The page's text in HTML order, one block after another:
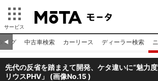
サービス
◀︎
ログ 中古車検索 カーリース ディーラー検索
先代の反省を踏まえて開発、ケタ違いに“魅力
リウスPHV」 (画像No.15)